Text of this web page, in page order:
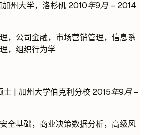
州大学，洛杉矶 2010年9月 – 2014
，公司金融，市场营销管理，信息系
，组织行为学
士 | 加州大学伯克利分校 2015年9月 –
全基础，商业决策数据分析，高级风